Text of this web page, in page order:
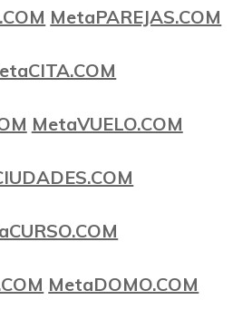
MetaPAREJAS.COM
MetaVUELO.COM
MetaDOMO.COM